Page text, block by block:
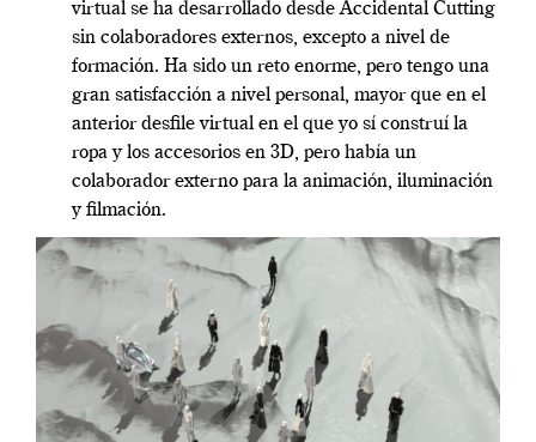
virtual se ha desarrollado desde Accidental Cutting
sin colaboradores externos, excepto a nivel de
formación. Ha sido un reto enorme, pero tengo una
gran satisfacción a nivel personal, mayor que en el
anterior desfile virtual en el que yo sí construí la
ropa y los accesorios en 3D, pero había un
colaborador externo para la animación, iluminación
y filmación.